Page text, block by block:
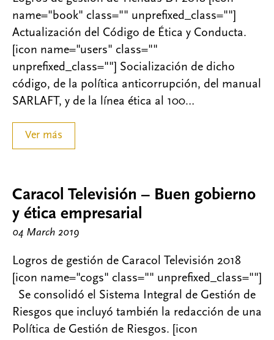
name="book" class="" unprefixed_class=""]
Actualización del Código de Ética y Conducta.
[icon name="users" class=""
unprefixed_class=""] Socialización de dicho
código, de la política anticorrupción, del manual
SARLAFT, y de la línea ética al 100…
Ver más
Caracol Televisión – Buen gobierno
y ética empresarial
04 March 2019
Logros de gestión de Caracol Televisión 2018
[icon name="cogs" class="" unprefixed_class=""]
Se consolidó el Sistema Integral de Gestión de
Riesgos que incluyó también la redacción de una
Política de Gestión de Riesgos. [icon